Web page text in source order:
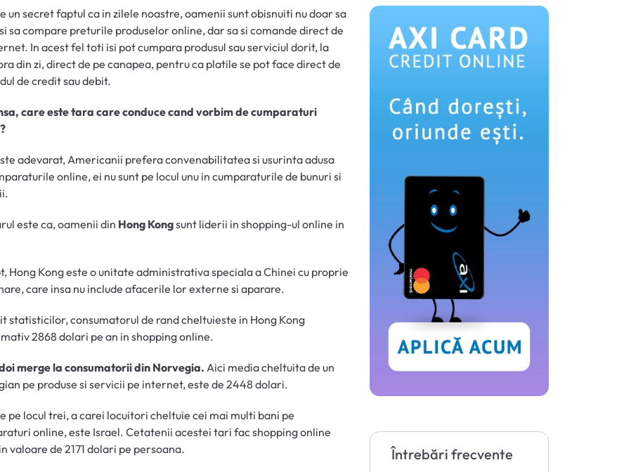
un secret faptul ca in zilele noastre, oamenii sunt obisnuiti nu doar sa
sa compare preturile produselor online, dar sa si comande direct de
In acest fel toti isi pot cumpara produsul sau serviciul dorit, la
din zi, direct de pe canapea, pentru ca platile se pot face direct de
de credit sau debit.
care este tara care conduce cand vorbim de cumparaturi
adevarat, Americanii prefera convenabilitatea si usurinta adusa
online, ei nu sunt pe locul unu in cumparaturile de bunuri si
este ca, oamenii din Hong Kongsunt liderii in shopping-ul online in
Hong Kong este o unitate administrativa speciala a Chinei cu proprie
care insa nu include afacerile lor externe si aparare.
statisticilor, consumatorul de rand cheltuieste in Hong Kong
2868 dolari pe an in shopping online.
merge la consumatorii din Norvegia.Aici media cheltuita de un
pe produse si servicii pe internet, este de 2448 dolari.
pe locul trei, a carei locuitori cheltuie cei mai multi bani pe
online, este Israel. Cetatenii acestei tari fac shopping online
valoare de 2171 dolari pe persoana.
Întrebări frecvente